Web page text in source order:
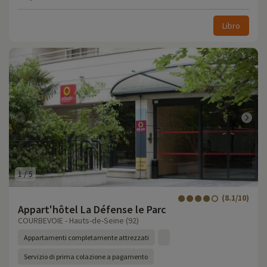
Libro
1/5
Appart'hôtel La Défense le Parc
(8.1/10)
COURBEVOIE - Hauts-de-Seine (92)
Appartamenti completamente attrezzati
Servizio di prima colazione a pagamento